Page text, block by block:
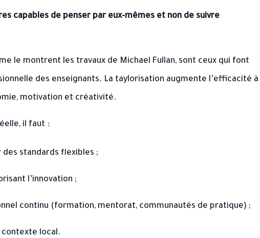
capables de penser par eux-mêmes et non de suivre
le montrent les travaux de Michael Fullan, sont ceux qui font
des enseignants. La taylorisation augmente l’efficacité à
motivation et créativité.
il faut :
standards flexibles ;
l’innovation ;
continu (formation, mentorat, communautés de pratique) ;
local.